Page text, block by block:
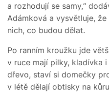
a rozhodují se samy,“
Adámková a vysvětluje,
nich, co budou dělat.
Po ranním kroužku jde
v ruce mají pilky, kladívka
dřevo, staví si domečky
v létě dělají obtisky na